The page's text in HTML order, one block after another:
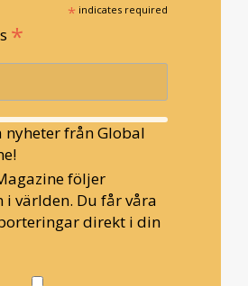
* indicates required
*
nyheter från Global
följer
i världen. Du får våra
direkt i din